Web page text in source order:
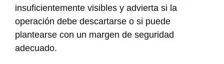
insuficientemente visibles y advierta si la
operación debe descartarse o si puede
plantearse con un margen de seguridad
adecuado.